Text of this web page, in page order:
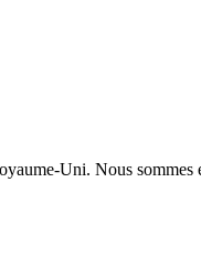
Uni. Nous